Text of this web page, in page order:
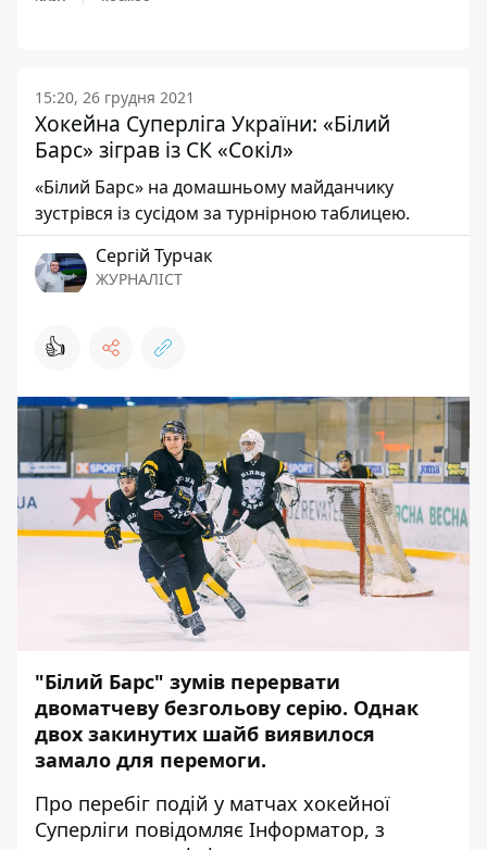
15:20, 26 грудня 2021
Хокейна Суперліга України: «Білий
Барс» зіграв із СК «Сокіл»
«Білий Барс» на домашньому майданчику
зустрівся із сусідом за турнірною таблицею.
Сергій Турчак
ЖУРНАЛІСТ
👍
"Білий Барс" зумів перервати
двоматчеву безгольову серію. Однак
двох закинутих шайб виявилося
замало для перемоги.
Про перебіг подій у матчах хокейної
Суперліги повідомляє Інформатор, з